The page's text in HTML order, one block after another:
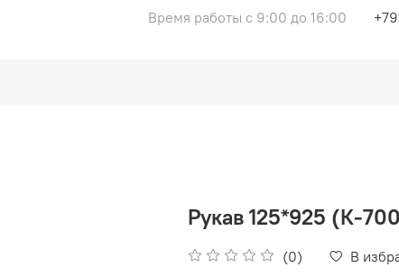
Время работы с 9:00 до 16:00
Рукав 125*925 (К-
(0) В